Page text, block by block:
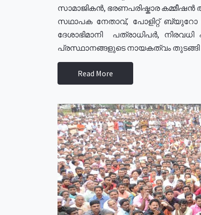
സാമാജികൻ, ഭരണപരിഷ്കാര
സഥാപക നേതാവ്, പോളിറ്റ് ബ്യുറോ
ദേശാഭിമാനി പത്രാധിപർ,
പ്രസ്ഥാനങ്ങളുടെ നായകത്വം തുടങ്ങി
Read More